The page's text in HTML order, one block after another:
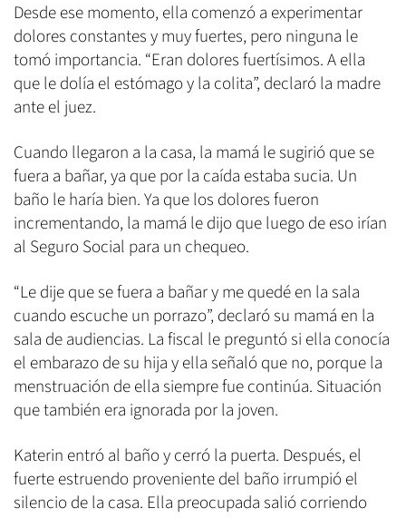
Desde ese momento, ella comenzó a experimentar
dolores constantes y muy fuertes, pero ninguna le
tomó importancia. “Eran dolores fuertísimos. A ella
que le dolía el estómago y la colita”, declaró la madre
ante el juez.
Cuando llegaron a la casa, la mamá le sugirió que se
fuera a bañar, ya que por la caída estaba sucia. Un
baño le haría bien. Ya que los dolores fueron
incrementando, la mamá le dijo que luego de eso irían
al Seguro Social para un chequeo.
“Le dije que se fuera a bañar y me quedé en la sala
cuando escuche un porrazo”, declaró su mamá en la
sala de audiencias. La fiscal le preguntó si ella conocía
el embarazo de su hija y ella señaló que no, porque la
menstruación de ella siempre fue continúa. Situación
que también era ignorada por la joven.
Katerin entró al baño y cerró la puerta. Después, el
fuerte estruendo proveniente del baño irrumpió el
silencio de la casa. Ella preocupada salió corriendo